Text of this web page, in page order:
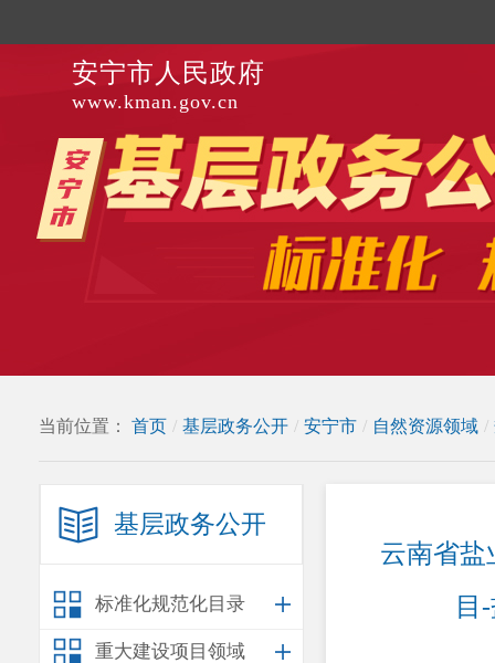
安宁市人民政府
www.kman.gov.cn
当前位置： 首页 / 基层政务公开 / 安宁市 / 自然资源领域 /
基层政务公开
标准化规范化目录
重大建设项目领域
云南省盐
目